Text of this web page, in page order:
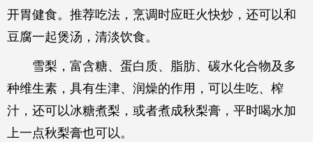
开胃健食。推荐吃法，烹调时应旺火快炒，还可以和
豆腐一起煲汤，清淡饮食。
雪梨，富含糖、蛋白质、脂肪、碳水化合物及多
种维生素，具有生津、润燥的作用，可以生吃、榨
汁，还可以冰糖煮梨，或者煮成秋梨膏，平时喝水加
上一点秋梨膏也可以。